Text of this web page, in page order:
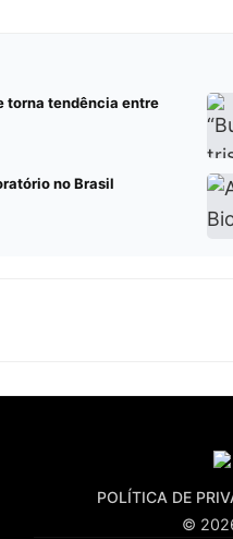
torna tendência entre
no Brasil
POLÍTICA DE
©